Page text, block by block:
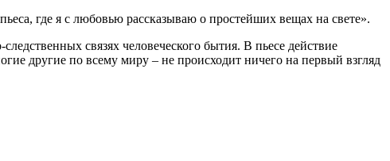
где я с любовью рассказываю о простейших вещах на свете».
связях человеческого бытия. В пьесе действие
другие по всему миру – не происходит ничего на первый взгляд